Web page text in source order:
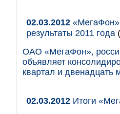
02.03.2012
результаты 2011 года
ОАО «МегаФон»,
объявляет
квартал и двенадцать
02.03.2012 Итоги